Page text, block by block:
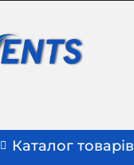
Каталог товарів